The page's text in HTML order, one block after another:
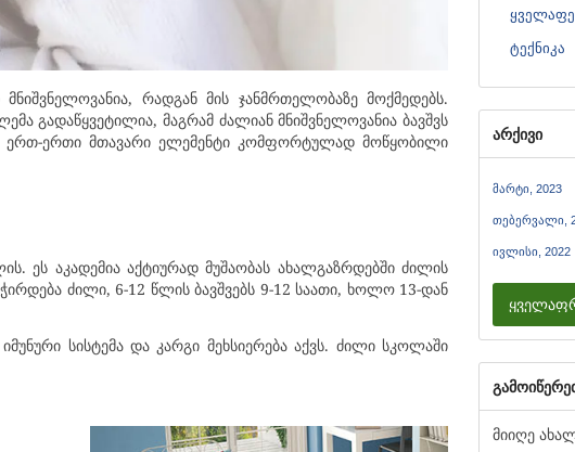
რადგან მის ჯანმრთელობაზე მოქმედებს.
გადაწყვეტილია, მაგრამ ძალიან მნიშვნელოვანია ბავშვს
ერთი მთავარი ელემენტი კომფორტულად მოწყობილი
ეს აკადემია აქტიურად მუშაობას ახალგაზრდებში ძილის
ძილი, 6-12 წლის ბავშვებს 9-12 საათი, ხოლო 13-დან
სისტემა და კარგი მეხსიერება აქვს. ძილი სკოლაში
ტექნიკა
არქივი
მარტი, 2023
თებერვალი,
ივლისი, 2022
მიიღე